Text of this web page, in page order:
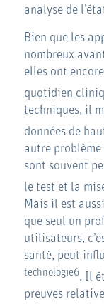
analyse de
Bien que les
nombreux
elles ont
quotidien
techniques, il
données de
autre problème
sont souvent
le test et la
Mais il est
que seul un
utilisateurs,
santé, peut
technologie6. Il
preuves